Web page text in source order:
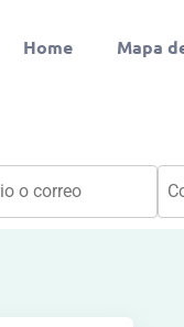
Home Mapa